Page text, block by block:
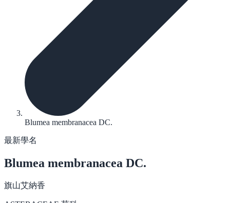
Blumea membranacea DC.
最新學名
Blumea membranacea DC.
旗山艾納香